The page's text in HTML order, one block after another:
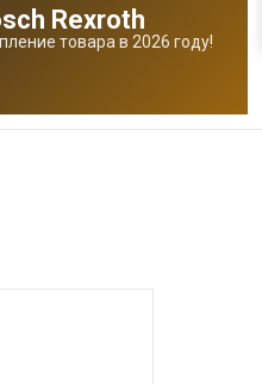
Rexroth
товара в 2026 году!